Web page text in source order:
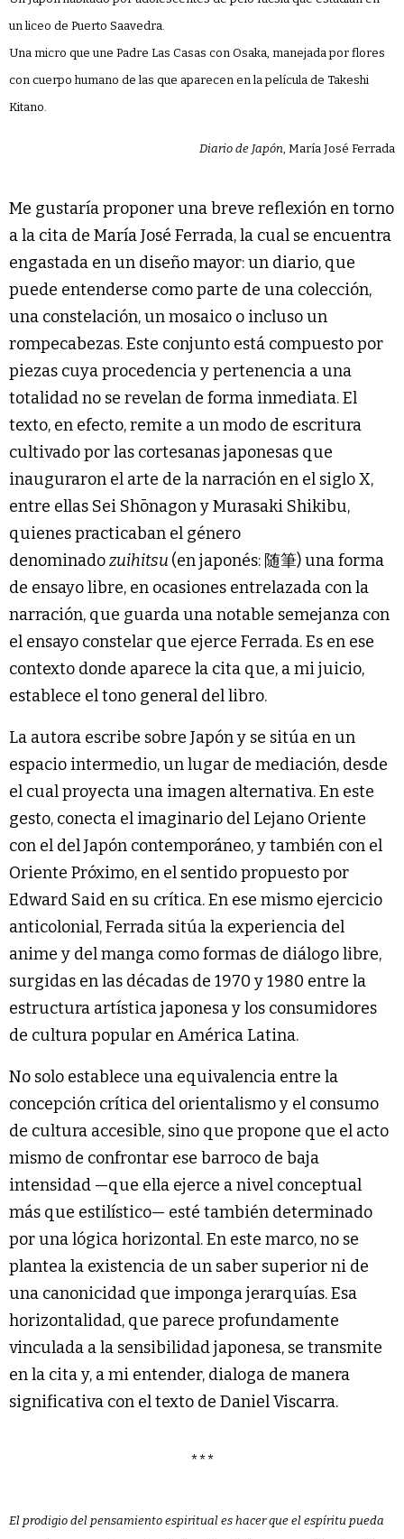
un liceo de Puerto Saavedra.
Una micro que une Padre Las Casas con Osaka, manejada por flores
con cuerpo humano de las que aparecen en la película de Takeshi
Kitano.
Diario de Japón , María José Ferrada
Me gustaría proponer una breve reflexión en torno
a la cita de María José Ferrada, la cual se encuentra
engastada en un diseño mayor: un diario, que
puede entenderse como parte de una colección,
una constelación, un mosaico o incluso un
rompecabezas. Este conjunto está compuesto por
piezas cuya procedencia y pertenencia a una
totalidad no se revelan de forma inmediata. El
texto, en efecto, remite a un modo de escritura
cultivado por las cortesanas japonesas que
inauguraron el arte de la narración en el siglo X,
entre ellas Sei Shōnagon y Murasaki Shikibu,
quienes practicaban el género
denominadozuihitsu (en japonés: 随筆) una forma
de ensayo libre, en ocasiones entrelazada con la
narración, que guarda una notable semejanza con
el ensayo constelar que ejerce Ferrada. Es en ese
contexto donde aparece la cita que, a mi juicio,
establece el tono general del libro.
La autora escribe sobre Japón y se sitúa en un
espacio intermedio, un lugar de mediación, desde
el cual proyecta una imagen alternativa. En este
gesto, conecta el imaginario del Lejano Oriente
con el del Japón contemporáneo, y también con el
Oriente Próximo, en el sentido propuesto por
Edward Said en su crítica. En ese mismo ejercicio
anticolonial, Ferrada sitúa la experiencia del
anime y del manga como formas de diálogo libre,
surgidas en las décadas de 1970 y 1980 entre la
estructura artística japonesa y los consumidores
de cultura popular en América Latina.
No solo establece una equivalencia entre la
concepción crítica del orientalismo y el consumo
de cultura accesible, sino que propone que el acto
mismo de confrontar ese barroco de baja
intensidad —que ella ejerce a nivel conceptual
más que estilístico— esté también determinado
por una lógica horizontal. En este marco, no se
plantea la existencia de un saber superior ni de
una canonicidad que imponga jerarquías. Esa
horizontalidad, que parece profundamente
vinculada a la sensibilidad japonesa, se transmite
en la cita y, a mi entender, dialoga de manera
significativa con el texto de Daniel Viscarra.
***
El prodigio del pensamiento espiritual es hacer que el espíritu pueda